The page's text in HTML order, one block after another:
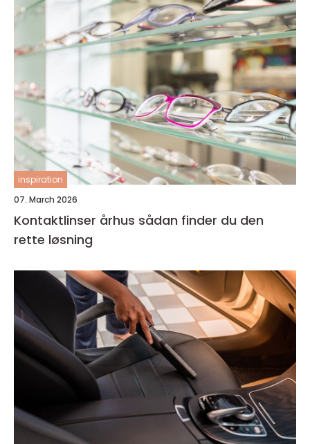
inspiration
07. March 2026
Kontaktlinser århus sådan finder du den
rette løsning